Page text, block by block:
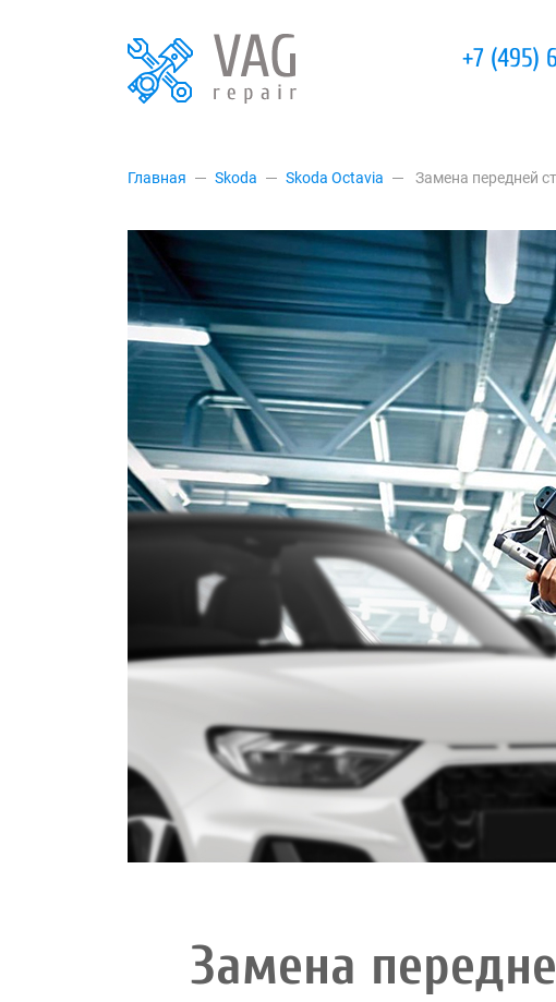
+7 (495)
Главная Skoda Skoda Octavia Замена передней
Замена